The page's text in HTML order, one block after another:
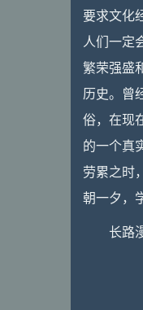
要求文化
人们一定
繁荣强盛
历史。曾
俗，在现
的一个真
劳累之时
朝一夕，
长路